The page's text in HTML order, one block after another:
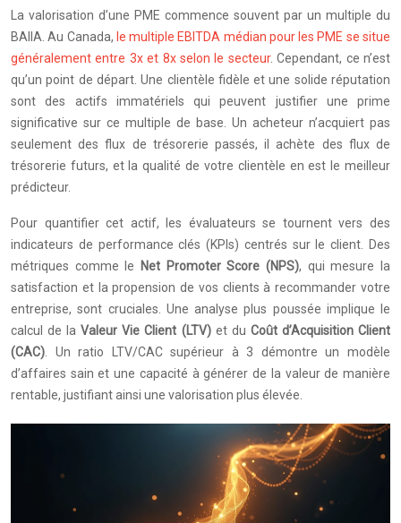
La valorisation d’une PME commence souvent par un multiple du
BAIIA. Au Canada, le multiple EBITDA médian pour les PME se situe
généralement entre 3x et 8x selon le secteur. Cependant, ce n’est
qu’un point de départ. Une clientèle fidèle et une solide réputation
sont des actifs immatériels qui peuvent justifier une prime
significative sur ce multiple de base. Un acheteur n’acquiert pas
seulement des flux de trésorerie passés, il achète des flux de
trésorerie futurs, et la qualité de votre clientèle en est le meilleur
prédicteur.
Pour quantifier cet actif, les évaluateurs se tournent vers des
indicateurs de performance clés (KPIs) centrés sur le client. Des
métriques comme le
Net Promoter Score (NPS), qui mesure la
satisfaction et la propension de vos clients à recommander votre
entreprise, sont cruciales. Une analyse plus poussée implique le
calcul de laValeur Vie Client (LTV)et du Coût d’Acquisition Client
(CAC) . Un ratio LTV/CAC supérieur à 3 démontre un modèle
d’affaires sain et une capacité à générer de la valeur de manière
rentable, justifiant ainsi une valorisation plus élevée.